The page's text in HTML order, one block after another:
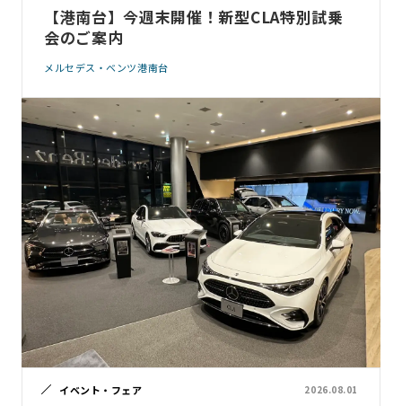
【港南台】今週末開催！新型CLA特別試乗
会のご案内
メルセデス・ベンツ港南台
イベント・フェア 2026.08.01